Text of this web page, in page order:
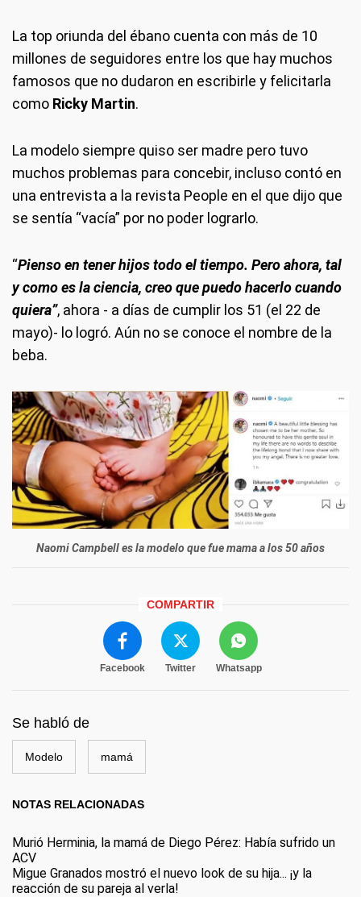
La top oriunda del ébano cuenta con más de 10
millones de seguidores entre los que hay muchos
famosos que no dudaron en escribirle y felicitarla
como Ricky Martin.
La modelo siempre quiso ser madre pero tuvo
muchos problemas para concebir, incluso contó en
una entrevista a la revista People en el que dijo que
se sentía “vacía” por no poder lograrlo.
“Pienso en tener hijos todo el tiempo. Pero ahora, tal
y como es la ciencia, creo que puedo hacerlo cuando
quiera”, ahora - a días de cumplir los 51 (el 22 de
mayo)- lo logró. Aún no se conoce el nombre de la
beba.
Naomi Campbell es la modelo que fue mama a los 50 años
COMPARTIR
Facebook Twitter Whatsapp
Se habló de
Modelo mamá
NOTAS RELACIONADAS
Murió Herminia, la mamá de Diego Pérez: Había sufrido un
ACV
Migue Granados mostró el nuevo look de su hija... ¡y la
reacción de su pareja al verla!